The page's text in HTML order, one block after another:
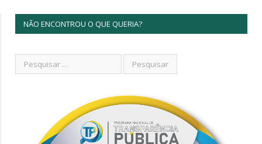
NÃO ENCONTROU O QUE QUERIA?